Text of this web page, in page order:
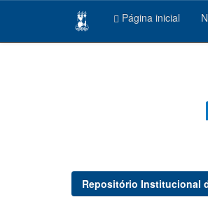
Página inicial
Repositório Institucional